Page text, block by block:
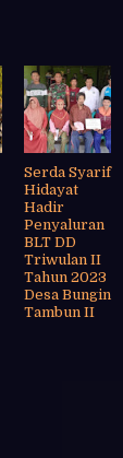
Serda Syarif
Hidayat
Hadir
Penyaluran
BLT DD
Triwulan II
Tahun 2023
Desa Bungin
Tambun II